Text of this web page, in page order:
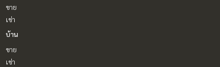
ขาย
เช่า
บ้าน
ขาย
เช่า